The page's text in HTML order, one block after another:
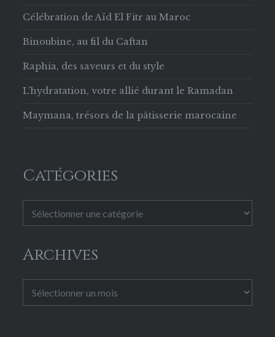
Célébration de Aïd El Fitr au Maroc
Binoubine, au fil du Caftan
Raphia, des saveurs et du style
L’hydratation, votre allié durant le Ramadan
Maymana, trésors de la pâtisserie marocaine
Catégories
Archives